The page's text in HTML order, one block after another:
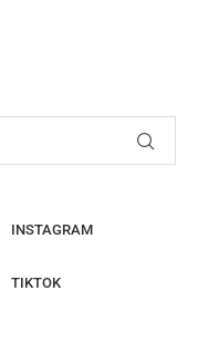
INSTAGRAM
TIKTOK